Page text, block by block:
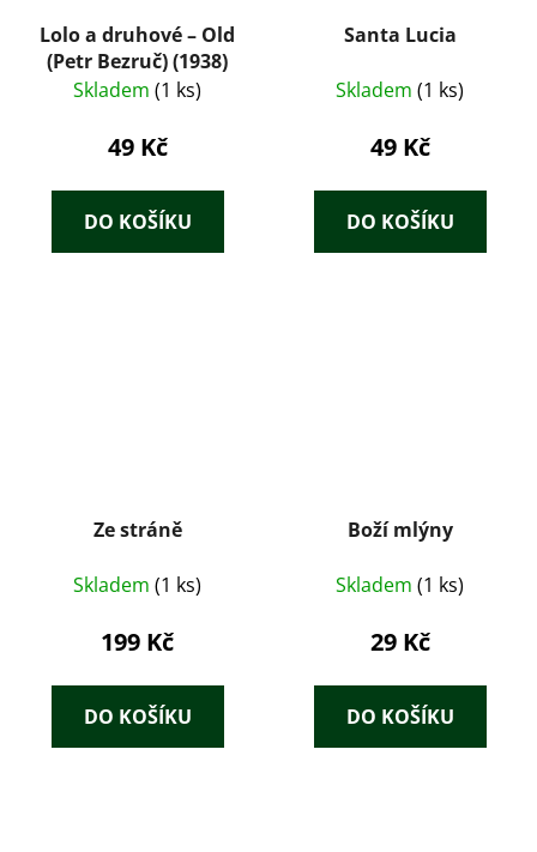
Lolo a druhové – Old
(Petr Bezruč) (1938)
Skladem (1 ks)
49 Kč
DO KOŠÍKU
Santa Lucia
Skladem (1 ks)
49 Kč
DO KOŠÍKU
Ze stráně
Skladem (1 ks)
199 Kč
DO KOŠÍKU
Boží mlýny
Skladem (1 ks)
29 Kč
DO KOŠÍKU